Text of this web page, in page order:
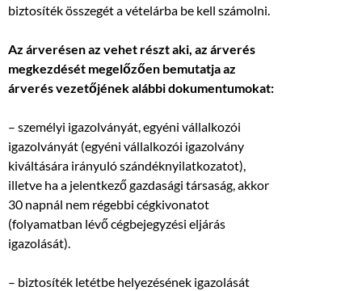
biztosíték összegét a vételárba be kell számolni.
Az árverésen az vehet részt aki, az árverés
megkezdését megelőzően bemutatja az
árverés vezetőjének alábbi dokumentumokat:
– személyi igazolványát, egyéni vállalkozói
igazolványát (egyéni vállalkozói igazolvány
kiváltására irányuló szándéknyilatkozatot),
illetve ha a jelentkező gazdasági társaság, akkor
30 napnál nem régebbi cégkivonatot
(folyamatban lévő cégbejegyzési eljárás
igazolását).
– biztosíték letétbe helyezésének igazolását